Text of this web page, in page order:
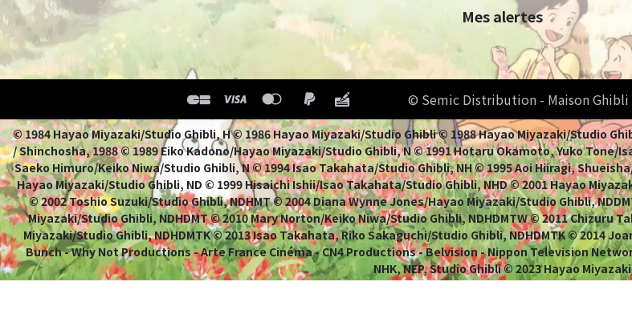
Mes alertes
© Semic Distribution - Maison Ghibli
© 1984 Hayao Miyazaki/Studio Ghibli, H © 1986 Hayao Miyazaki/Studio Ghibli © 1988 Hayao Miyazaki/Studio
/ Shinchosha, 1988 © 1989 Eiko Kadono/Hayao Miyazaki/Studio Ghibli, N © 1991 Hotaru Okamoto, Yuko
Saeko Himuro/Keiko Niwa/Studio Ghibli, N © 1994 Isao Takahata/Studio Ghibli, NH © 1995 Aoi Hiiragi,
Hayao Miyazaki/Studio Ghibli, ND © 1999 Hisaichi Ishii/Isao Takahata/Studio Ghibli, NHD © 2001 Hayao
© 2002 Toshio Suzuki/Studio Ghibli, NDHMT © 2004 Diana Wynne Jones/Hayao Miyazaki/Studio Ghibli,
Miyazaki/Studio Ghibli, NDHDMT © 2010 Mary Norton/Keiko Niwa/Studio Ghibli, NDHDMTW © 2011 Chizuru
Miyazaki/Studio Ghibli, NDHDMTK © 2013 Isao Takahata, Riko Sakaguchi/Studio Ghibli, NDHDMTK © 2014
Bunch - Why Not Productions - Arte France Cinéma - CN4 Productions - Belvision - Nippon Television
NHK, NEP, Studio Ghibli © 2023 Hayao